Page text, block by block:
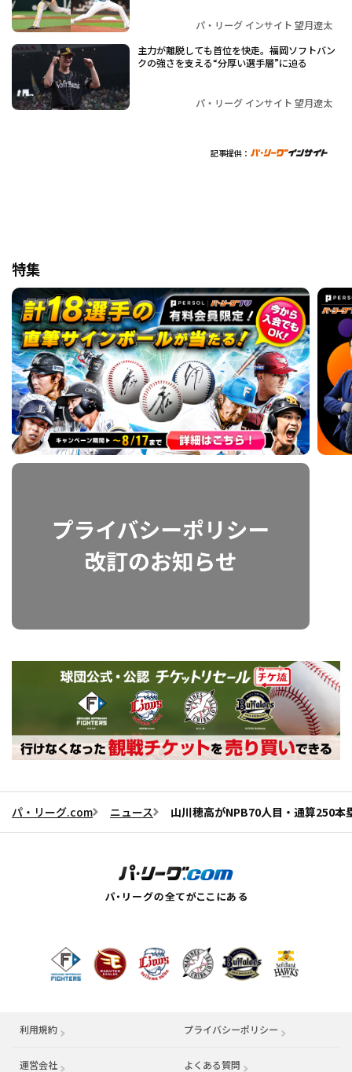
パ・リーグ インサイト 望月遼太
主力が離脱しても首位を快走。福岡ソフトバン
クの強さを支える“分厚い選手層”に迫る
パ・リーグ インサイト 望月遼太
記事提供：
特集
パ・リーグ.com ニュース 山川穂高がNPB70人目・通算250
利用規約 プライバシーポリシー
運営会社 （別ウィンドウで開く） よくある質問